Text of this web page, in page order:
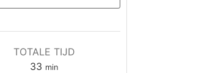
TOTALE TIJD
33 minuten
min